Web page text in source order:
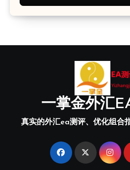
一掌金外汇
真实的外汇ea测评、优化组合